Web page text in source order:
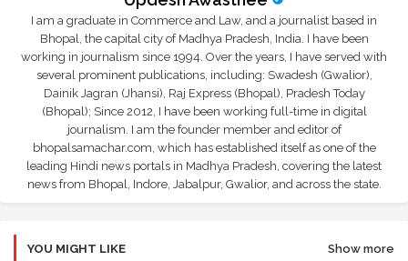
I am a graduate in Commerce and Law, and a journalist based in
Bhopal, the capital city of Madhya Pradesh, India. I have been
working in journalism since 1994. Over the years, I have served with
several prominent publications, including: Swadesh (Gwalior),
Dainik Jagran (Jhansi), Raj Express (Bhopal), Pradesh Today
(Bhopal); Since 2012, I have been working full-time in digital
journalism. I am the founder member and editor of
bhopalsamachar.com, which has established itself as one of the
leading Hindi news portals in Madhya Pradesh, covering the latest
news from Bhopal, Indore, Jabalpur, Gwalior, and across the state.
YOU MIGHT LIKE Show more